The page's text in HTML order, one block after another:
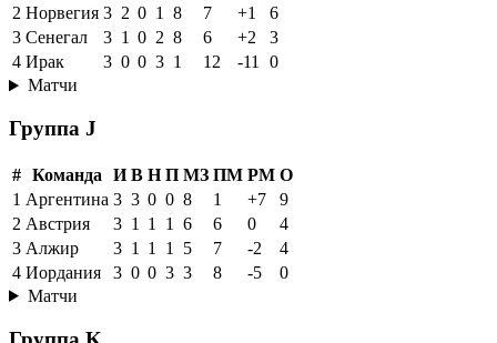
2 Норвегия 3 2 0 1 8 7 +1
6
3 Сенегал 3 1 0 2 8 6 +2
3
4 Ирак 3 0 0 3 1 12 -11 0
Матчи
Группа J
# Команда И В Н П МЗ ПМ РМ О
1 Аргентина 3 3 0 0 8 1 +7
9
2 Австрия 3 1 1 1 6 6 0
4
3 Алжир 3 1 1 1 5 7 -2
4
4 Иордания 3 0 0 3 3 8 -5
0
Матчи